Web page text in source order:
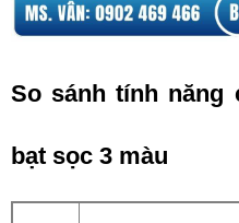
So sánh tính năng
bạt sọc 3 màu